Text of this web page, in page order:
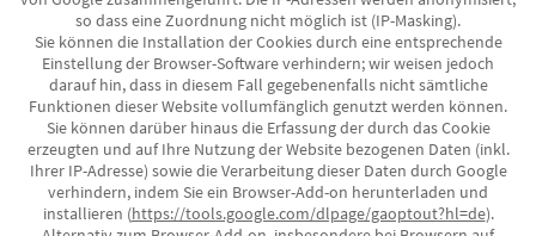
so dass eine Zuordnung nicht möglich ist (IP-Masking).
Sie können die Installation der Cookies durch eine entsprechende
Einstellung der Browser-Software verhindern; wir weisen jedoch
darauf hin, dass in diesem Fall gegebenenfalls nicht sämtliche
Funktionen dieser Website vollumfänglich genutzt werden können.
Sie können darüber hinaus die Erfassung der durch das Cookie
erzeugten und auf Ihre Nutzung der Website bezogenen Daten (inkl.
Ihrer IP-Adresse) sowie die Verarbeitung dieser Daten durch Google
verhindern, indem Sie ein Browser-Add-on herunterladen und
installieren (https://tools.google.com/dlpage/gaoptout?hl=de).